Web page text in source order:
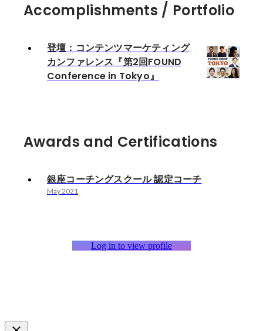
Accomplishments / Portfolio
登壇：コンテンツマーケティング
カンファレンス『第2回FOUND
Conference in Tokyo』
Awards and Certifications
銀座コーチングスクール 認定コーチ
May 2021
Log in to view profile